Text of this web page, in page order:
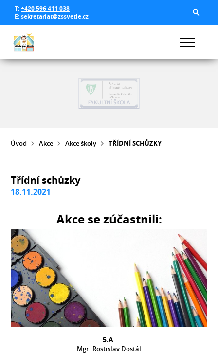
T:+420 596 411 038
E:sekretariat@zssvetle.cz
Úvod Akce Akce školy TŘÍDNÍ SCHŮZKY
Třídní schůzky
18.11.2021
Akce se zúčastnili:
5.A
Mgr. Rostislav Dostál